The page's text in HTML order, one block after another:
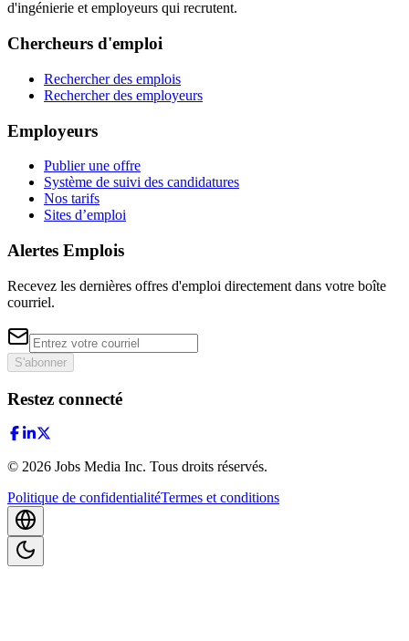
d'ingénierie et employeurs qui recrutent.
Chercheurs d'emploi
Rechercher des emplois
Rechercher des employeurs
Employeurs
Publier une offre
Système de suivi des candidatures
Nos tarifs
Sites d’emploi
Alertes Emplois
Recevez les dernières offres d'emploi directement dans votre boîte
courriel.
S'abonner
Restez connecté
© 2026 Jobs Media Inc. Tous droits réservés.
Politique de confidentialitéTermes et conditions